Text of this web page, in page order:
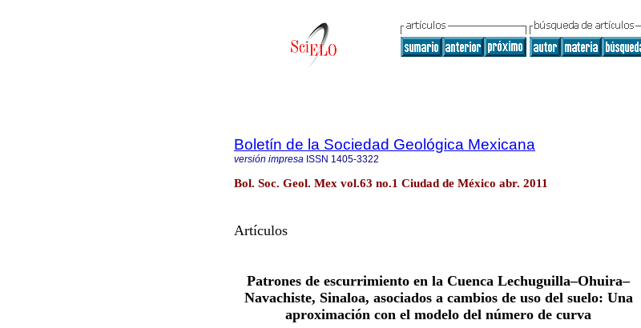
Boletín de la Sociedad Geológica Mexicana
versión impresa ISSN 1405-3322
Bol. Soc. Geol. Mex vol.63 no.1 Ciudad de México abr. 2011
Artículos
Patrones de escurrimiento en la Cuenca Lechuguilla–Ohuira–
Navachiste, Sinaloa, asociados a cambios de uso del suelo: Una
aproximación con el modelo del número de curva